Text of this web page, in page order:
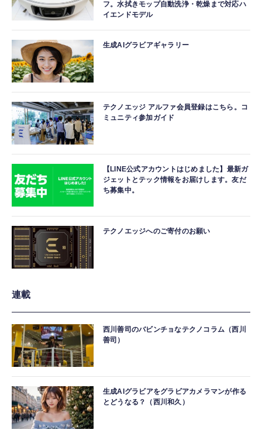
フ。水拭きモップ自動洗浄・乾燥まで対応ハ
イエンドモデル
生成AIグラビアギャラリー
テクノエッジ アルファ会員登録はこちら。コ
ミュニティ参加ガイド
【LINE公式アカウントはじめました】最新ガ
ジェットとテック情報をお届けします。友だ
ち募集中。
テクノエッジへのご寄付のお願い
連載
西川善司のバビンチョなテクノコラム（西川
善司）
生成AIグラビアをグラビアカメラマンが作る
とどうなる？（西川和久）